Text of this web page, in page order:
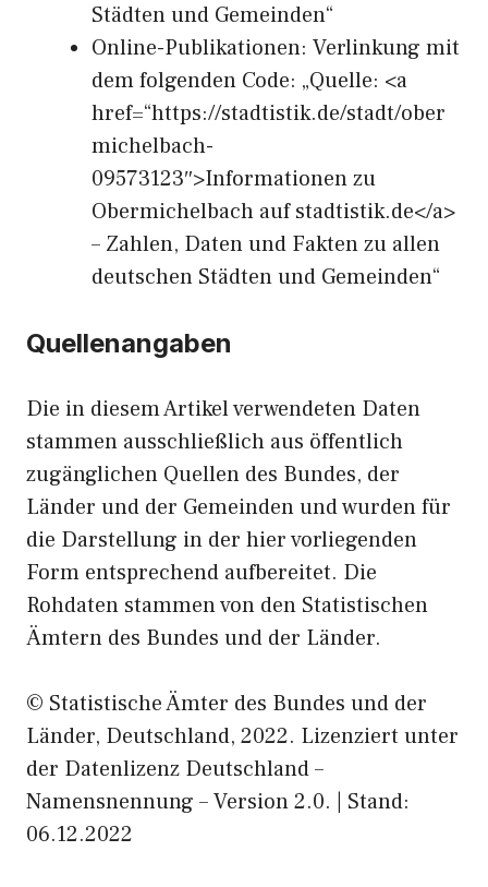
Städten und Gemeinden“
Online-Publikationen: Verlinkung mit
dem folgenden Code: „Quelle: <a
href=“https://stadtistik.de/stadt/ober
michelbach-
09573123″>Informationen zu
Obermichelbach auf stadtistik.de</a>
– Zahlen, Daten und Fakten zu allen
deutschen Städten und Gemeinden“
Quellenangaben
Die in diesem Artikel verwendeten Daten
stammen ausschließlich aus öffentlich
zugänglichen Quellen des Bundes, der
Länder und der Gemeinden und wurden für
die Darstellung in der hier vorliegenden
Form entsprechend aufbereitet. Die
Rohdaten stammen von den Statistischen
Ämtern des Bundes und der Länder.
© Statistische Ämter des Bundes und der
Länder, Deutschland, 2022. Lizenziert unter
der Datenlizenz Deutschland –
Namensnennung – Version 2.0. | Stand:
06.12.2022